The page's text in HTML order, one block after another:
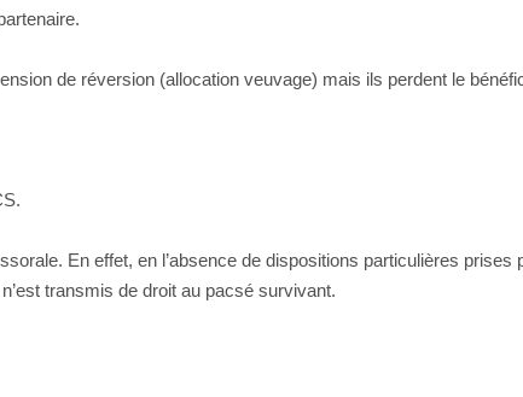
de réversion (allocation veuvage) mais ils perdent le
En effet, en l’absence de dispositions particulières prises
transmis de droit au pacsé survivant.